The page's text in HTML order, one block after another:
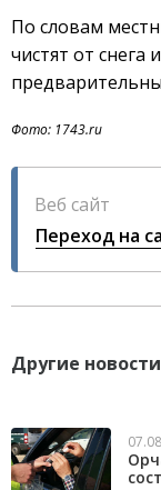
По словам
чистят от
Фото: 1743.ru
Веб сайт
Переход на
Другие